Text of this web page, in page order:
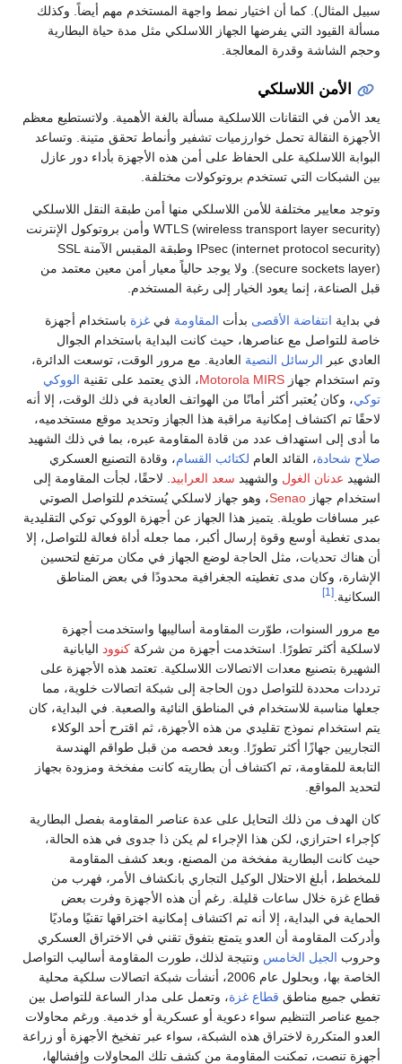
سبيل المثال). كما أن اختيار نمط واجهة المستخدم مهم أيضاً. وكذلك
مسألة القيود التي يفرضها الجهاز اللاسلكي مثل مدة حياة البطارية
وحجم الشاشة وقدرة المعالجة.
الأمن اللاسلكي
يعد الأمن في التقانات اللاسلكية مسألة بالغة الأهمية. ولاتستطيع معظم
الأجهزة النقالة تحمل خوارزميات تشفير وأنماط تحقق متينة. وتساعد
البوابة اللاسلكية على الحفاظ على أمن هذه الأجهزة بأداء دور عازل
بين الشبكات التي تستخدم بروتوكولات مختلفة.
وتوجد معايير مختلفة للأمن اللاسلكي منها أمن طبقة النقل اللاسلكي
WTLS (wireless transport layer security) وأمن بروتوكول الإنترنت
IPsec (internet protocol security) وطبقة المقبس الآمنة SSL
(secure sockets layer). ولا يوجد حالياً معيار أمن معين معتمد من
قبل الصناعة، إنما يعود الخيار إلى رغبة المستخدم.
في بداية انتفاضة الأقصى بدأت المقاومة في غزة باستخدام أجهزة
خاصة للتواصل مع عناصرها، حيث كانت البداية باستخدام الجوال
العادي عبر الرسائل النصية العادية. مع مرور الوقت، توسعت الدائرة،
وتم استخدام جهاز Motorola MIRS، الذي يعتمد على تقنية الووكي
توكي، وكان يُعتبر أكثر أمانًا من الهواتف العادية في ذلك الوقت، إلا أنه
لاحقًا تم اكتشاف إمكانية مراقبة هذا الجهاز وتحديد موقع مستخدميه،
ما أدى إلى استهداف عدد من قادة المقاومة عبره، بما في ذلك الشهيد
صلاح شحادة، القائد العام لكتائب القسام، وقادة التصنيع العسكري
الشهيد عدنان الغول والشهيد سعد العرابيد
. لاحقًا، لجأت المقاومة إلى
استخدام جهاز Senao، وهو جهاز لاسلكي يُستخدم للتواصل الصوتي
عبر مسافات طويلة. يتميز هذا الجهاز عن أجهزة الووكي توكي التقليدية
بمدى تغطية أوسع وقوة إرسال أكبر، مما جعله أداة فعالة للتواصل، إلا
أن هناك تحديات، مثل الحاجة لوضع الجهاز في مكان مرتفع لتحسين
الإشارة، وكان مدى تغطيته الجغرافية محدودًا في بعض المناطق
السكانية. [1]
مع مرور السنوات، طوّرت المقاومة أساليبها واستخدمت أجهزة
لاسلكية أكثر تطورًا. استخدمت أجهزة من شركة كنوود اليابانية
الشهيرة بتصنيع معدات الاتصالات اللاسلكية. تعتمد هذه الأجهزة على
ترددات محددة للتواصل دون الحاجة إلى شبكة اتصالات خلوية، مما
جعلها مناسبة للاستخدام في المناطق النائية والصعبة. في البداية، كان
يتم استخدام نموذج تقليدي من هذه الأجهزة، ثم اقترح أحد الوكلاء
التجاريين جهازًا أكثر تطورًا. وبعد فحصه من قبل طواقم الهندسة
التابعة للمقاومة، تم اكتشاف أن بطاريته كانت مفخخة ومزودة بجهاز
لتحديد المواقع.
كان الهدف من ذلك التحايل على عدة عناصر المقاومة بفصل البطارية
كإجراء احترازي، لكن هذا الإجراء لم يكن ذا جدوى في هذه الحالة،
حيث كانت البطارية مفخخة من المصنع، وبعد كشف المقاومة
للمخطط، أبلغ الاحتلال الوكيل التجاري بانكشاف الأمر، فهرب من
قطاع غزة خلال ساعات قليلة. رغم أن هذه الأجهزة وفرت بعض
الحماية في البداية، إلا أنه تم اكتشاف إمكانية اختراقها تقنيًا وماديًا
وأدركت المقاومة أن العدو يتمتع بتفوق تقني في الاختراق العسكري
وحروب الجيل الخامس ونتيجة لذلك، طورت المقاومة أساليب التواصل
الخاصة بها، وبحلول عام 2006، أنشأت شبكة اتصالات سلكية محلية
تغطي جميع مناطق قطاع غزة، وتعمل على مدار الساعة للتواصل بين
جميع عناصر التنظيم سواء دعوية أو عسكرية أو خدمية. ورغم محاولات
العدو المتكررة لاختراق هذه الشبكة، سواء عبر تفخيخ الأجهزة أو زراعة
أجهزة تنصت، تمكنت المقاومة من كشف تلك المحاولات وإفشالها،